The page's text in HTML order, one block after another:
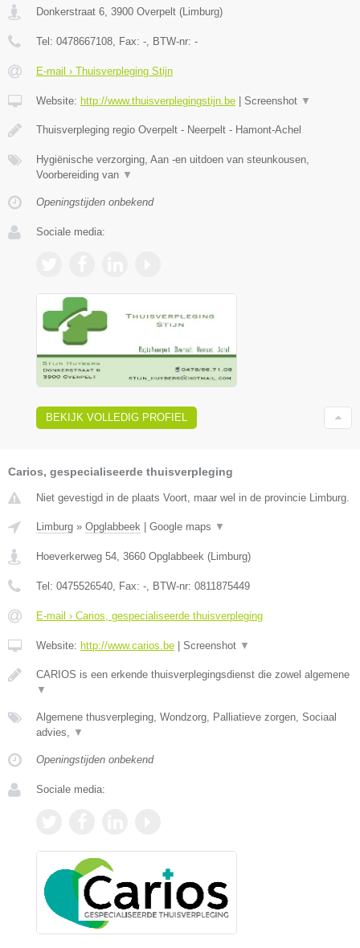
Donkerstraat 6, 3900 Overpelt (Limburg)
Tel: 0478667108, Fax: -, BTW-nr: -
E-mail › Thuisverpleging Stijn
Website: http://www.thuisverplegingstijn.be Screenshot ▼
Thuisverpleging regio Overpelt - Neerpelt - Hamont-Achel
Hygiënische verzorging, Aan -en uitdoen van steunkousen,
Voorbereiding van ▼
Openingstijden onbekend
Sociale media:
BEKIJK VOLLEDIG PROFIEL
Carios, gespecialiseerde thuisverpleging
Niet gevestigd in de plaats Voort, maar wel in de provincie Limburg.
Limburg » Opglabbeek Google maps ▼
Hoeverkerweg 54, 3660 Opglabbeek (Limburg)
Tel: 0475526540, Fax: -, BTW-nr: 0811875449
E-mail › Carios, gespecialiseerde thuisverpleging
Website: http://www.carios.be Screenshot ▼
CARIOS is een erkende thuisverplegingsdienst die zowel algemene
▼
Algemene thusverpleging, Wondzorg, Palliatieve zorgen, Sociaal
advies, ▼
Openingstijden onbekend
Sociale media: